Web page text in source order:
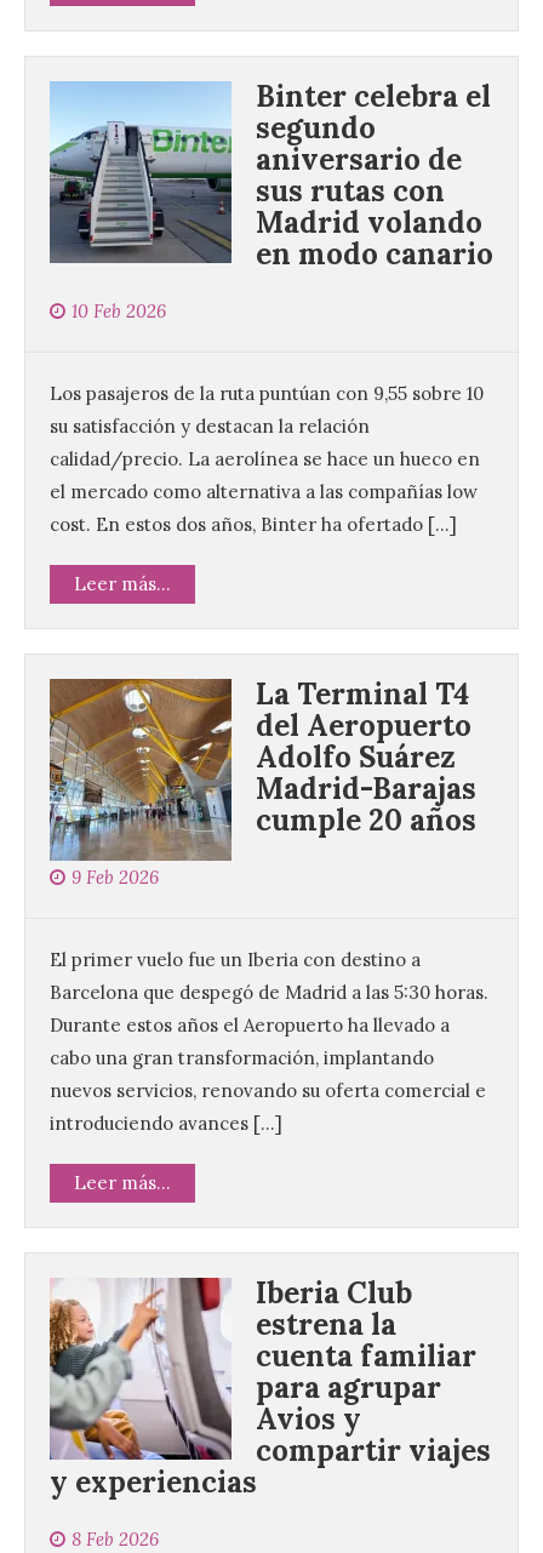
Binter celebra el
segundo
aniversario de
sus rutas con
Madrid volando
en modo canario
10 Feb 2026
Los pasajeros de la ruta puntúan con 9,55 sobre 10
su satisfacción y destacan la relación
calidad/precio. La aerolínea se hace un hueco en
el mercado como alternativa a las compañías low
cost. En estos dos años, Binter ha ofertado […]
Leer más...
La Terminal T4
del Aeropuerto
Adolfo Suárez
Madrid-Barajas
cumple 20 años
9 Feb 2026
El primer vuelo fue un Iberia con destino a
Barcelona que despegó de Madrid a las 5:30 horas.
Durante estos años el Aeropuerto ha llevado a
cabo una gran transformación, implantando
nuevos servicios, renovando su oferta comercial e
introduciendo avances […]
Leer más...
Iberia Club
estrena la
cuenta familiar
para agrupar
Avios y
compartir viajes
y experiencias
8 Feb 2026